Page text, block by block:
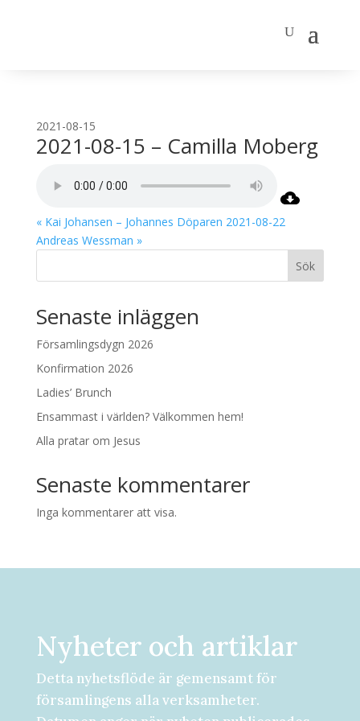
2021-08-15
2021-08-15 – Camilla Moberg
« Kai Johansen – Johannes Döparen 2021-08-22
Andreas Wessman »
Sök
Senaste inläggen
Församlingsdygn 2026
Konfirmation 2026
Ladies’ Brunch
Ensammast i världen? Välkommen hem!
Alla pratar om Jesus
Senaste kommentarer
Inga kommentarer att visa.
Nyheter och artiklar
Detta nyhetsflöde är gemensamt för
församlingens alla verksamheter.